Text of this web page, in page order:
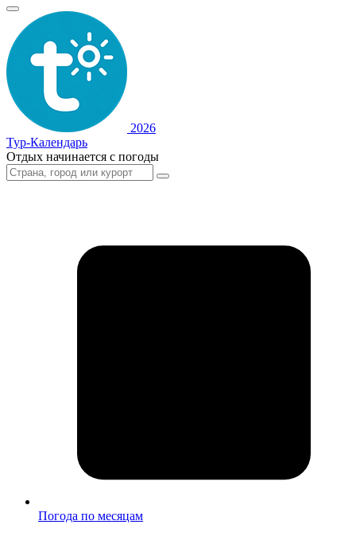
2026
Тур-Календарь
Отдых начинается с погоды
Погода по месяцам